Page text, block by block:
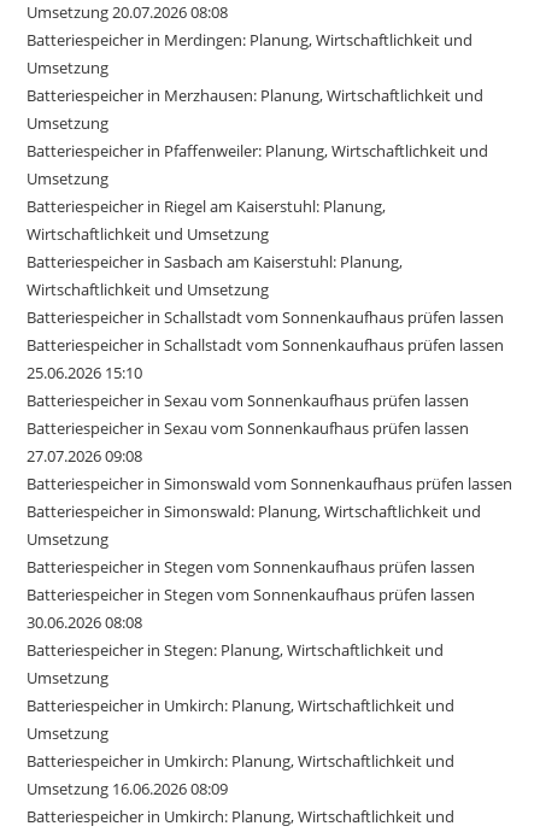
Umsetzung 20.07.2026 08:08
Batteriespeicher in Merdingen: Planung, Wirtschaftlichkeit und
Umsetzung
Batteriespeicher in Merzhausen: Planung, Wirtschaftlichkeit und
Umsetzung
Batteriespeicher in Pfaffenweiler: Planung, Wirtschaftlichkeit und
Umsetzung
Batteriespeicher in Riegel am Kaiserstuhl: Planung,
Wirtschaftlichkeit und Umsetzung
Batteriespeicher in Sasbach am Kaiserstuhl: Planung,
Wirtschaftlichkeit und Umsetzung
Batteriespeicher in Schallstadt vom Sonnenkaufhaus prüfen lassen
Batteriespeicher in Schallstadt vom Sonnenkaufhaus prüfen lassen
25.06.2026 15:10
Batteriespeicher in Sexau vom Sonnenkaufhaus prüfen lassen
Batteriespeicher in Sexau vom Sonnenkaufhaus prüfen lassen
27.07.2026 09:08
Batteriespeicher in Simonswald vom Sonnenkaufhaus prüfen lassen
Batteriespeicher in Simonswald: Planung, Wirtschaftlichkeit und
Umsetzung
Batteriespeicher in Stegen vom Sonnenkaufhaus prüfen lassen
Batteriespeicher in Stegen vom Sonnenkaufhaus prüfen lassen
30.06.2026 08:08
Batteriespeicher in Stegen: Planung, Wirtschaftlichkeit und
Umsetzung
Batteriespeicher in Umkirch: Planung, Wirtschaftlichkeit und
Umsetzung
Batteriespeicher in Umkirch: Planung, Wirtschaftlichkeit und
Umsetzung 16.06.2026 08:09
Batteriespeicher in Umkirch: Planung, Wirtschaftlichkeit und